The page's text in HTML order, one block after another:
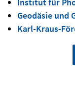
Geodäsie und
Karl-Kraus-